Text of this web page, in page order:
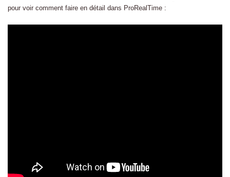
pour voir comment faire en détail dans ProRealTime :